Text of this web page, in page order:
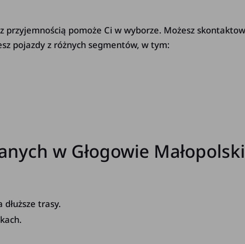
z przyjemnością pomoże Ci w wyborze. Możesz
pojazdy z różnych segmentów, w tym:
w Głogowie
trasy.